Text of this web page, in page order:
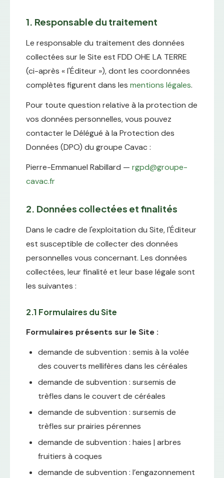
1. Responsable du traitement
Le responsable du traitement des données
collectées sur le Site est FDD OHE LA TERRE
(ci-après « l'Éditeur »), dont les coordonnées
complètes figurent dans les mentions légales.
Pour toute question relative à la protection de
vos données personnelles, vous pouvez
contacter le Délégué à la Protection des
Données (DPO) du groupe Cavac :
Pierre-Emmanuel Rabillard — rgpd@groupe-
cavac.fr
2. Données collectées et finalités
Dans le cadre de l'exploitation du Site, l'Éditeur
est susceptible de collecter des données
personnelles vous concernant. Les données
collectées, leur finalité et leur base légale sont
les suivantes :
2.1 Formulaires du Site
Formulaires présents sur le Site :
demande de subvention : semis à la volée
des couverts mellifères dans les céréales
demande de subvention : sursemis de
trèfles dans le couvert de céréales
demande de subvention : sursemis de
trèfles sur prairies pérennes
demande de subvention : haies | arbres
fruitiers à coques
demande de subvention : l’engazonnement